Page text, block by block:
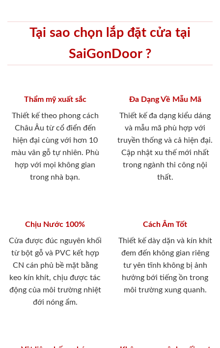
Tại sao chọn lắp đặt cửa tại
SaiGonDoor ?
Thẩm mỹ xuất sắc
Thiết kế theo phong cách
Châu Âu từ cổ điển đến
hiện đại cùng với hơn 10
màu vân gỗ tự nhiên. Phù
hợp với mọi không gian
trong nhà bạn.
Đa Dạng Về Mẫu Mã
Thiết kế đa dạng kiểu dáng
và mẫu mã phù hợp với
truyền thống và cả hiện đại.
Cập nhật xu thế mới nhất
trong ngành thi công nội
thất.
Chịu Nước 100%
Cửa được đúc nguyên khối
từ bột gỗ và PVC kết hợp
CN cán phủ bề mặt bằng
keo kín khít, chịu được tác
động của môi trường nhiệt
đới nóng ẩm.
Cách Âm Tốt
Thiết kế dày dặn và kín khít
đem đến không gian riêng
tư yên tĩnh không bị ảnh
hưởng bới tiếng ồn trong
môi trường xung quanh.